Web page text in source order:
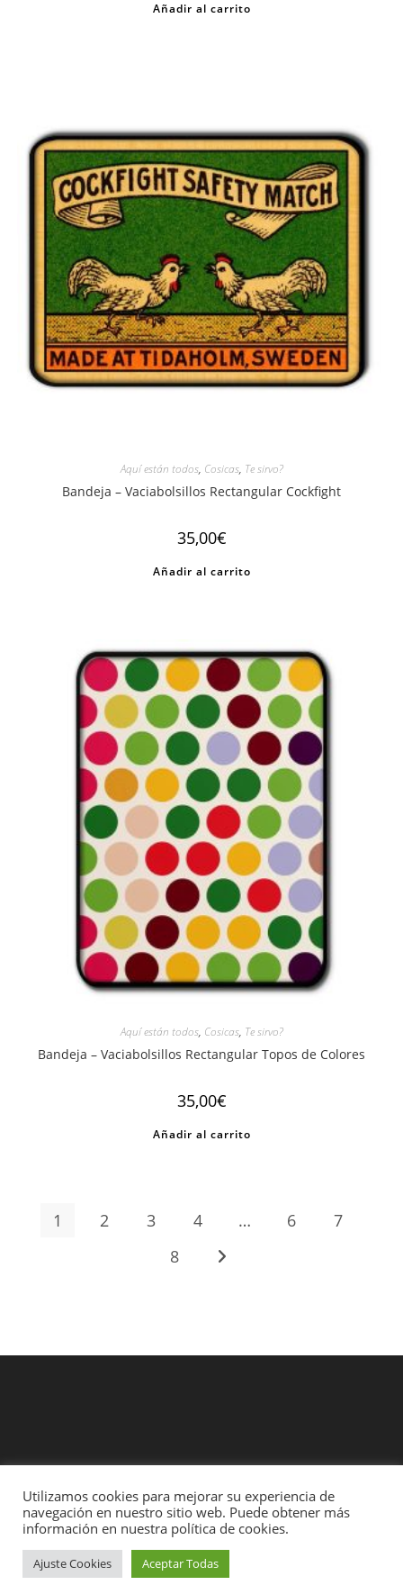
Añadir al carrito
Aquí están todos, Cosicas, Te sirvo?
Bandeja – Vaciabolsillos Rectangular Cockfight
35,00€
Añadir al carrito
Aquí están todos, Cosicas, Te sirvo?
Bandeja – Vaciabolsillos Rectangular Topos de Colores
35,00€
Añadir al carrito
1 2 3 4 … 6
7
8
Contacto Entregas y Devoluciones
Formas de Pago
Rollos legales y demás
Utilizamos cookies para mejorar su experiencia de
navegación en nuestro sitio web. Puede obtener más
información en nuestra política de cookies.
Ajuste Cookies Aceptar Todas